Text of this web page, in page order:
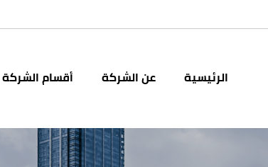
الرئيسية عن الشركة أقسام الشركة